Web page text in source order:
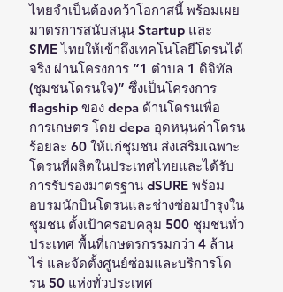
ไทยจำเป็นต้องคว้าโอกาสนี้ พร้อมเผย
มาตรการสนับสนุน Startup และ
SME ไทยให้เข้าถึงเทคโนโลยีโดรนได้
จริง ผ่านโครงการ “1 ตำบล 1 ดิจิทัล
(ชุมชนโดรนใจ)” ซึ่งเป็นโครงการ
flagship ของ depa ด้านโดรนเพื่อ
การเกษตร โดย depa อุดหนุนค่าโดรน
ร้อยละ 60 ให้แก่ชุมชน ส่งเสริมเฉพาะ
โดรนที่ผลิตในประเทศไทยและได้รับ
การรับรองมาตรฐาน dSURE พร้อม
อบรมนักบินโดรนและช่างซ่อมบำรุงใน
ชุมชน ตั้งเป้าครอบคลุม 500 ชุมชนทั่ว
ประเทศ พื้นที่เกษตรกรรมกว่า 4 ล้าน
ไร่ และจัดตั้งศูนย์ซ่อมและบริการโด
รน 50 แห่งทั่วประเทศ